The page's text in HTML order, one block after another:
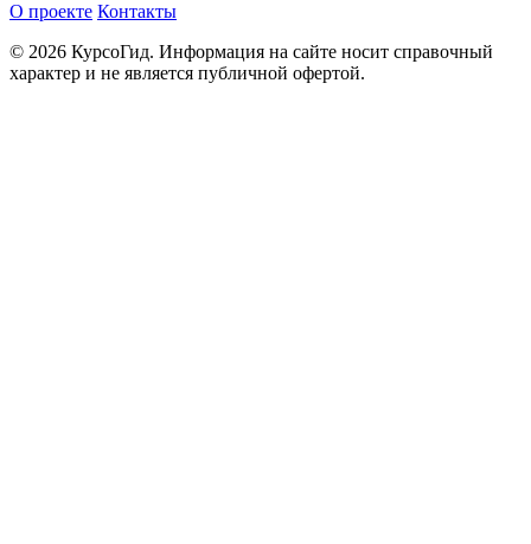
О проекте Контакты
© 2026 КурсоГид. Информация на сайте носит справочный
характер и не является публичной офертой.